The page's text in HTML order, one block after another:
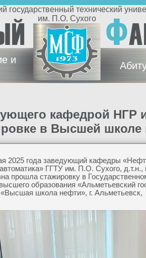
им. П.О. Сухого
Ф
и
в Высшей школе
2025 года заведующий кафедры
ГГТУ им. П.О. Сухого,
прошла стажировку в
образования «Альметьевский
«Высшая школа нефти», г. Альметьевск,